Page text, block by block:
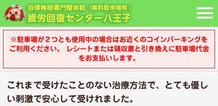
※駐車場が２つとも使用中の場合はお近くのコインパーキングを
ご利用ください。 レシートまたは領収書と引き換えに駐車場代金
をお支払いします。
これまで受けたことのない治療方法で、とても優し
い刺激で安心して受けれました。